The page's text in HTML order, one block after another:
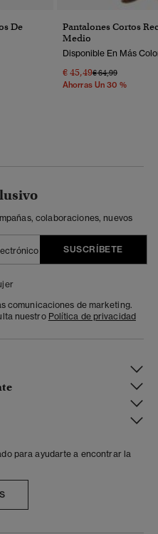
De
Pantalones Cortos
Medio
Disponible En Más
€ 45,49Precio Rebajado
€ 64,99A
Ahorras Un 30 %
colaboraciones, nuevos
SUSCRÍBETE
comunicaciones de marketing.
nuestro Política de privacidad
para ayudarte a encontrar la